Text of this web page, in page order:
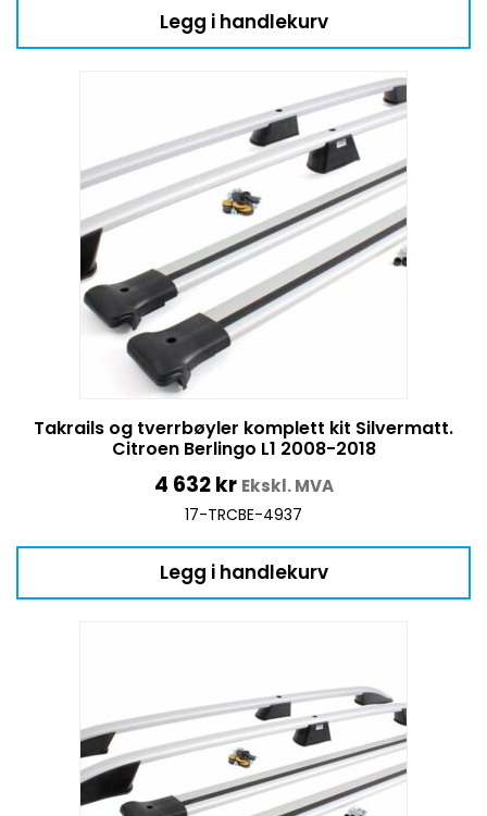
Legg i handlekurv
Takrails og tverrbøyler komplett kit Silvermatt.
Citroen Berlingo L1 2008-2018
4 632kr Ekskl. MVA
17-TRCBE-4937
Legg i handlekurv